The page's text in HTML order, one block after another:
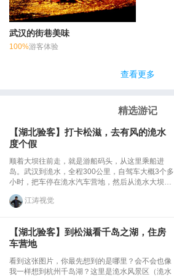
武汉的街巷美味
100%游客体验
查看更多
精选游记
【湖北验客】打卡松滋，去有风的洈水
度个假
顺着大坝往前走，就是游船码头，从这里乘船进
岛。武汉到洈水，全程300公里，自驾车大概3个多
小时，把车停在洈水汽车营地，然后从洈水大坝正
式开启洈水之旅的序幕。洈水大坝于1958年动工，
1960年合龙，1970年全面竣工，全长8968米，分
工型土坝，也是一个国家4A级风景区。
江涛视觉
【湖北验客】到松滋看千岛之湖，住房
车营地
看到这张图片，你最先想到的是哪里？会不会也像
我一样想到杭州千岛湖？这里是洈水风景区（洈水